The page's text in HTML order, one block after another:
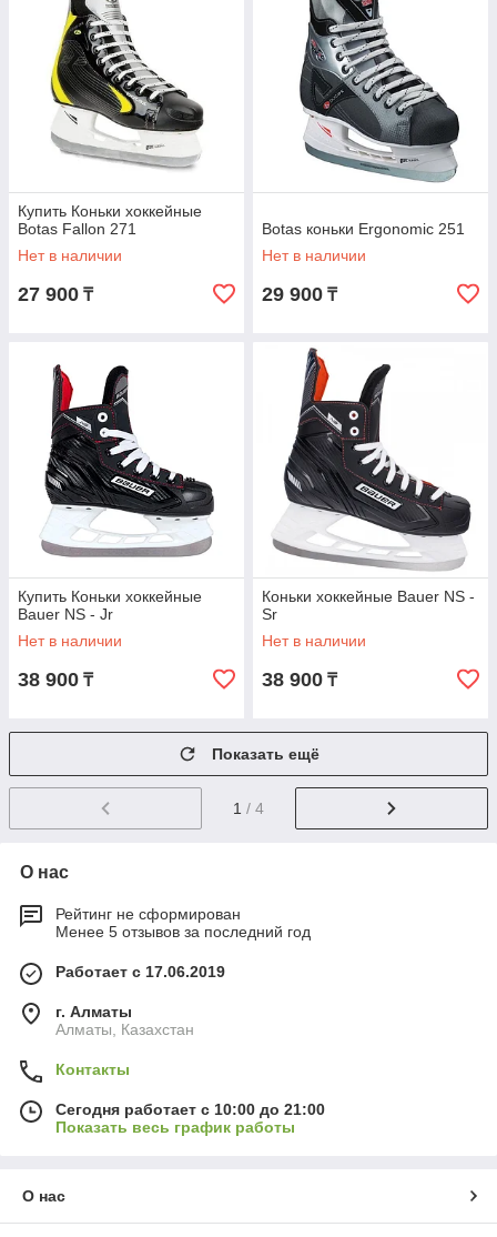
Купить Коньки хоккейные
Botas Fallon 271
Нет в наличии
27 900 ₸
Botas коньки Ergonomic 251
Нет в наличии
29 900 ₸
Купить Коньки хоккейные
Bauer NS - Jr
Нет в наличии
38 900 ₸
Коньки хоккейные Bauer NS -
Sr
Нет в наличии
38 900 ₸
Показать ещё
1 / 4
О нас
Рейтинг не сформирован
Менее 5 отзывов за последний год
Работает с 17.06.2019
г. Алматы
Алматы, Казахстан
Контакты
Сегодня работает с 10:00 до 21:00
Показать весь график работы
О нас